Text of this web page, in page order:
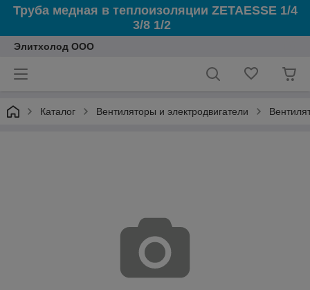
Труба медная в теплоизоляции ZETAESSE 1/4
3/8 1/2
Элитхолод ООО
Каталог Вентиляторы и электродвигатели